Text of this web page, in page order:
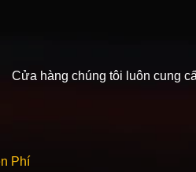
Cửa hàng chúng tôi luôn cung
Phí